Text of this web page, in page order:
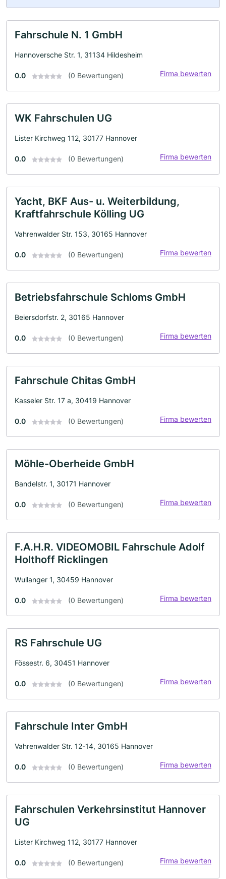
Fahrschule N. 1 GmbH
Hannoversche Str. 1, 31134 Hildesheim
0.0 (0 Bewertungen) Firma bewerten
WK Fahrschulen UG
Lister Kirchweg 112, 30177 Hannover
0.0 (0 Bewertungen) Firma bewerten
Yacht, BKF Aus- u. Weiterbildung,
Kraftfahrschule Kölling UG
Vahrenwalder Str. 153, 30165 Hannover
0.0 (0 Bewertungen) Firma bewerten
Betriebsfahrschule Schloms GmbH
Beiersdorfstr. 2, 30165 Hannover
0.0 (0 Bewertungen) Firma bewerten
Fahrschule Chitas GmbH
Kasseler Str. 17 a, 30419 Hannover
0.0 (0 Bewertungen) Firma bewerten
Möhle-Oberheide GmbH
Bandelstr. 1, 30171 Hannover
0.0 (0 Bewertungen) Firma bewerten
F.A.H.R. VIDEOMOBIL Fahrschule Adolf
Holthoff Ricklingen
Wullanger 1, 30459 Hannover
0.0 (0 Bewertungen) Firma bewerten
RS Fahrschule UG
Fössestr. 6, 30451 Hannover
0.0 (0 Bewertungen) Firma bewerten
Fahrschule Inter GmbH
Vahrenwalder Str. 12-14, 30165 Hannover
0.0 (0 Bewertungen) Firma bewerten
Fahrschulen Verkehrsinstitut Hannover
UG
Lister Kirchweg 112, 30177 Hannover
0.0 (0 Bewertungen) Firma bewerten